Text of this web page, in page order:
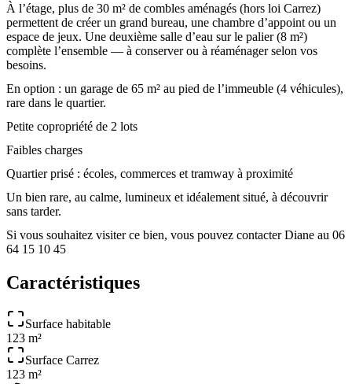
À l’étage, plus de 30 m² de combles aménagés (hors loi Carrez)
permettent de créer un grand bureau, une chambre d’appoint ou un
espace de jeux. Une deuxième salle d’eau sur le palier (8 m²)
complète l’ensemble — à conserver ou à réaménager selon vos
besoins.
En option : un garage de 65 m² au pied de l’immeuble (4 véhicules),
rare dans le quartier.
Petite copropriété de 2 lots
Faibles charges
Quartier prisé : écoles, commerces et tramway à proximité
Un bien rare, au calme, lumineux et idéalement situé, à découvrir
sans tarder.
Si vous souhaitez visiter ce bien, vous pouvez contacter Diane au 06
64 15 10 45
Caractéristiques
Surface habitable
123 m²
Surface Carrez
123 m²